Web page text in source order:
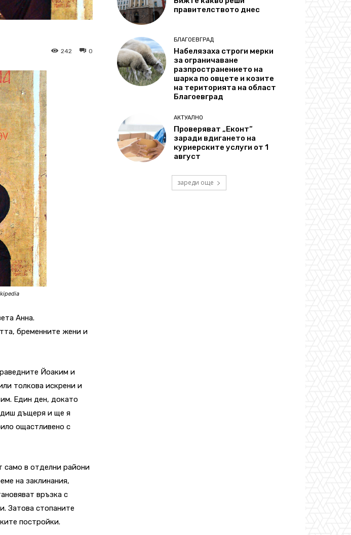
0
242
Анна.
бременните жени и
Йоаким и
толкова искрени и
Един ден, докато
дъщеря и ще я
ощастливено с
само в отделни райони
на заклинания,
връзка с
Затова стопаните
постройки.
правителството днес
БЛАГОЕВГРАД
Набелязаха строги мерки
за ограничаване
разпространението на
шарка по овцете и козите
на територията на област
Благоевград
АКТУАЛНО
Проверяват „Еконт“
заради вдигането на
куриерските услуги от 1
август
зареди още